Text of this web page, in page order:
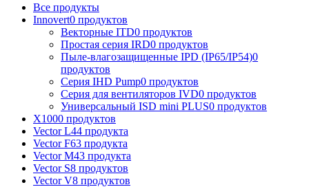
Все продукты
Innovert0 продуктов
Векторные ITD0 продуктов
Простая серия IRD0 продуктов
Пыле-влагозащищенные IPD (IP65/IP54)0
продуктов
Серия IHD Pump0 продуктов
Серия для вентиляторов IVD0 продуктов
Универсальный ISD mini PLUS0 продуктов
X1000 продуктов
Vector L44 продукта
Vector F63 продукта
Vector M43 продукта
Vector S8 продуктов
Vector V8 продуктов